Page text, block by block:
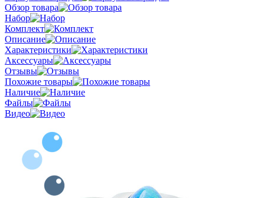
Обзор товара
Набор
Комплект
Описание
Характеристики
Аксессуары
Отзывы
Похожие товары
Наличие
Файлы
Видео